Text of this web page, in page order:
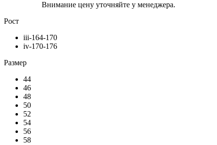
Внимание цену уточняйте у менеджера.
Рост
iii-164-170
iv-170-176
Размер
44
46
48
50
52
54
56
58